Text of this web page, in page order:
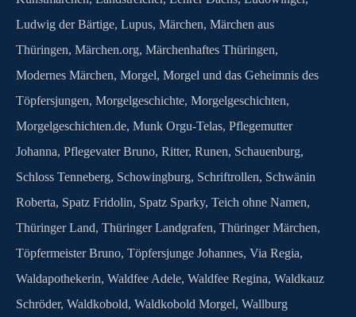
Ludwig der Bärtige, Lupus, Märchen, Märchen aus
Thüringen, Märchen.org, Märchenhaftes Thüringen,
Modernes Märchen, Morgel, Morgel und das Geheimnis des
Töpfersjungen, Morgelgeschichte, Morgelgeschichten,
Morgelgeschichten.de, Munk Orgu-Telas, Pflegemutter
Johanna, Pflegevater Bruno, Ritter, Runen, Schauenburg,
Schloss Tenneberg, Schowingburg, Schriftrollen, Schwänin
Roberta, Spatz Fridolin, Spatz Sparky, Teich ohne Namen,
Thüringer Land, Thüringer Landgrafen, Thüringer Märchen,
Töpfermeister Bruno, Töpfersjunge Johannes, Via Regia,
Waldapothekerin, Waldfee Adele, Waldfee Regina, Waldkauz
Schröder, Waldkobold, Waldkobold Morgel, Wallburg